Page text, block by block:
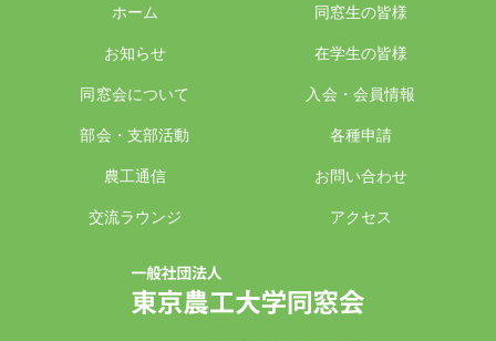
ホーム
お知らせ
同窓会について
部会・支部活動
農工通信
交流ラウンジ
同窓生の皆様
在学生の皆様
入会・会員情報
各種申請
お問い合わせ
アクセス